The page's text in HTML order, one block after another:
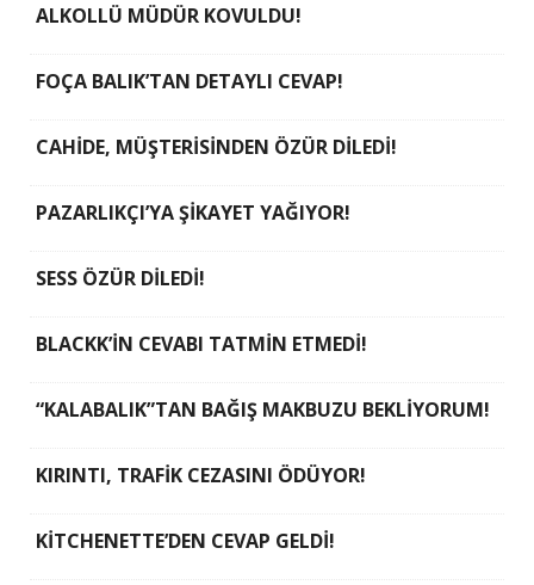
ALKOLLÜ MÜDÜR KOVULDU!
FOÇA BALIK’TAN DETAYLI CEVAP!
CAHİDE, MÜŞTERİSİNDEN ÖZÜR DİLEDİ!
PAZARLIKÇI’YA ŞİKAYET YAĞIYOR!
SESS ÖZÜR DİLEDİ!
BLACKK’İN CEVABI TATMİN ETMEDİ!
“KALABALIK”TAN BAĞIŞ MAKBUZU BEKLİYORUM!
KIRINTI, TRAFİK CEZASINI ÖDÜYOR!
KİTCHENETTE’DEN CEVAP GELDİ!